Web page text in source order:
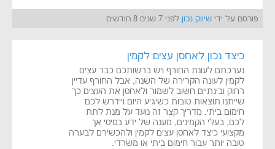
פורסם על ידי שיווק נכון לפני 7 שנים 8 חודשים
כיצד נכון לאחסן עצים לקמין
נערכתם לעונת החורף ויש ברשותכם כבר עצים
לקמין לעונה הקרירה של השנה, אבל החורף עדיין
רחוק ובינתיים חשוב לשמור ולאחסן את העצים כך
שייתנו תוצאות טובות כשיגיע היום ויידרש לכם
חימום ביתי. מדריך קצר זה נועד על מנת לתת
לכם, בעלי הקמינים, מענה של ידע בסיסי אך
מקצועי כיצד לאחסן עצים לקמין ולהכשירם לבערה
טובה יותר עבור חימום ביתי או משרדי.